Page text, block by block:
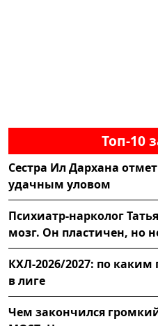
Топ-10
Сестра Ил Дархана
удачным уловом
Психиатр-нарколог
мозг. Он пластичен, но
КХЛ-2026/2027: по
в лиге
Чем закончился